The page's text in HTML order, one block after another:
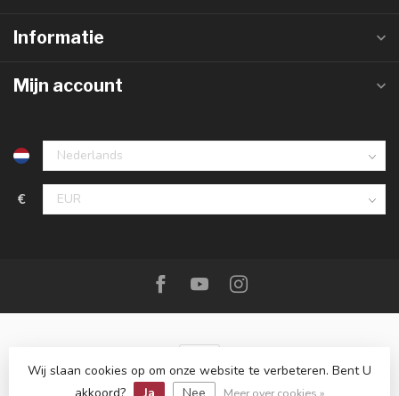
Informatie
Mijn account
€
© Copyright 2026 De Messenwinkel
Wij slaan cookies op om onze website te verbeteren. Bent U
Meer over cookies »